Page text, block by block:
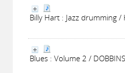
Billy Hart : Jazz drumming /
Blues : Volume 2 /